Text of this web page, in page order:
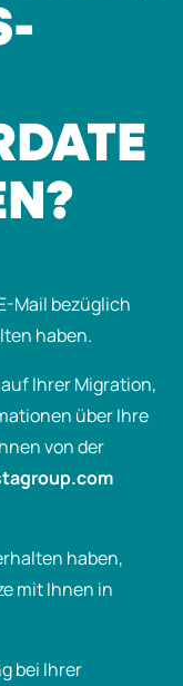
Mail bezüglich
haben.
Ihrer Migration,
über Ihre
von der
haben,
mit Ihnen in
bei Ihrer